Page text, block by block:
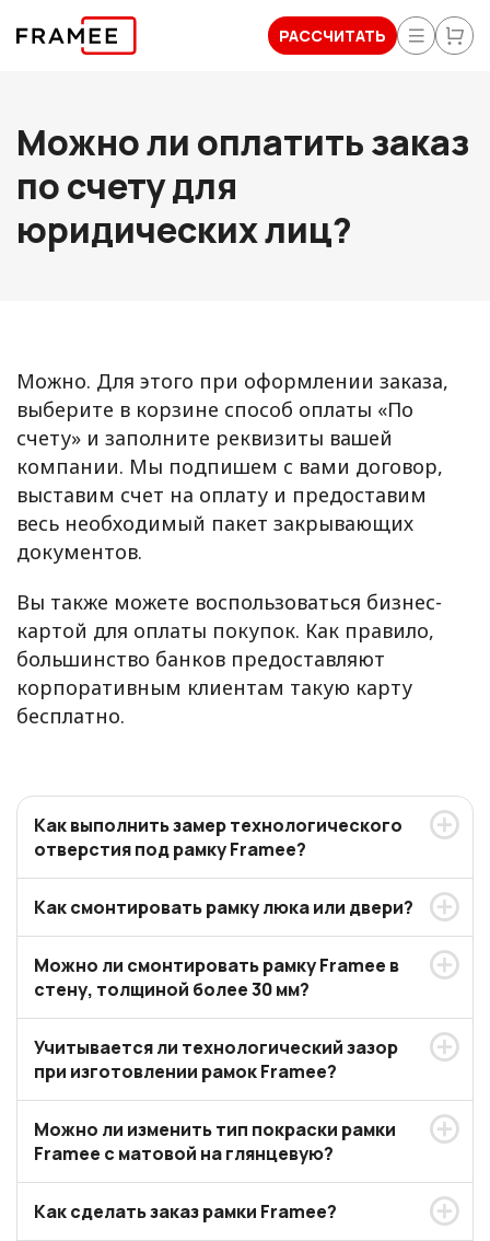
РАССЧИТАТЬ
Можно ли оплатить заказ
по счету для
юридических лиц?
Можно. Для этого при оформлении заказа,
выберите в корзине способ оплаты «По
счету» и заполните реквизиты вашей
компании. Мы подпишем с вами договор,
выставим счет на оплату и предоставим
весь необходимый пакет закрывающих
документов.
Вы также можете воспользоваться бизнес-
картой для оплаты покупок. Как правило,
большинство банков предоставляют
корпоративным клиентам такую карту
бесплатно.
Как выполнить замер технологического
отверстия под рамку Framee?
Как смонтировать рамку люка или двери?
Можно ли смонтировать рамку Framee в
стену, толщиной более 30 мм?
Учитывается ли технологический зазор
при изготовлении рамок Framee?
Можно ли изменить тип покраски рамки
Framee с матовой на глянцевую?
Как сделать заказ рамки Framee?